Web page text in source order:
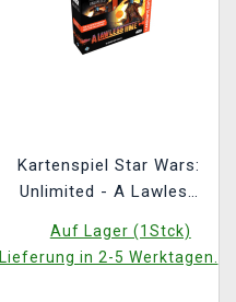
Kartenspiel Star Wars:
Unlimited - A Lawless
Box (12 Booster)
(ENGLISCHE VERSION)
Auf Lager (1Stck)
Lieferung in 2-5 Werktagen.